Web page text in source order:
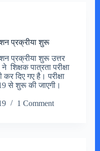
प्रक्रीया शुरू
प्रक्रीया शुरू उत्तर
शिक्षक पात्रता परीक्षा
दिए गए है। परीक्षा
से शुरू की जाएगी।
1 Comment